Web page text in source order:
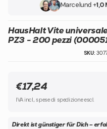
Marcelund +1,0
HausHalt Vite
PZ3 - 200 pezzi
SKU:
€17,24
IVA incl., spese di spedizione escl.
Direkt ist günstiger für Dich –